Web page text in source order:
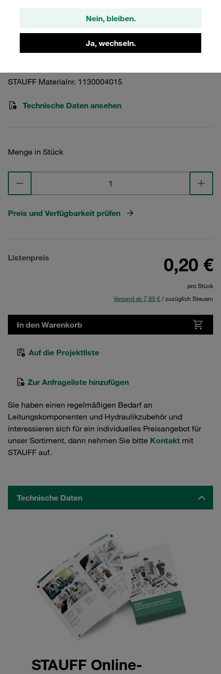
Nein, bleiben.
Ja, wechseln.
Außensechskantschraube Stahl,
zink/nickel-beschichtet M6x32
AS-M6x32-DIN931/933-8.8-W3
STAUFF Materialnr. 1130004015
Technische Daten ansehen
Menge in Stück
Preis und Verfügbarkeit prüfen
Listenpreis 0,20 €
pro Stück
Versand ab 7,99 €/ zuzüglich Steuern
In den Warenkorb
Auf die Projektliste
Zur Anfrageliste hinzufügen
Sie haben einen regelmäßigen Bedarf an
Leitungskomponenten und Hydraulikzubehör und
interessieren sich für ein individuelles Preisangebot für
unser Sortiment, dann nehmen Sie bitte Kontakt mit
STAUFF auf.
Technische Daten
STAUFF Online-